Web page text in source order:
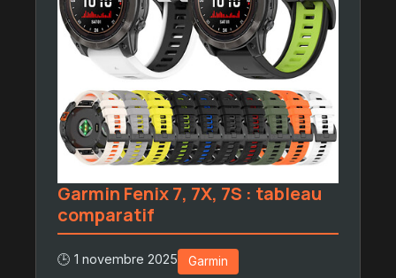
Garmin Fenix 7, 7X, 7S : tableau
comparatif
🕒 1 novembre 2025 Garmin